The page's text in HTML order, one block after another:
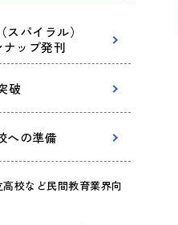
スパイラル）
ップ発刊
破
への準備
校など民間教育業界向